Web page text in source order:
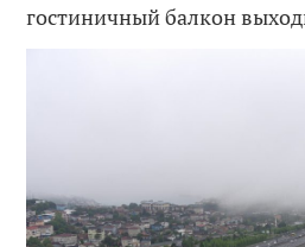
гостиничный балкон